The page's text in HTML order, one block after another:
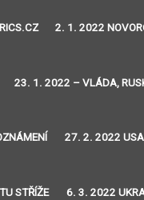
2. 1. 2022
23. 1. 2022 – VLÁDA,
27. 2. 2022 USA,
STŘÍŽE 6. 3. 2022